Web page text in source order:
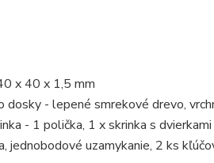
x 40 x 1,5 mm
dosky - lepené smrekové drevo,
- 1 polička, 1 x skrinka s
jednobodové uzamykanie, 2 ks